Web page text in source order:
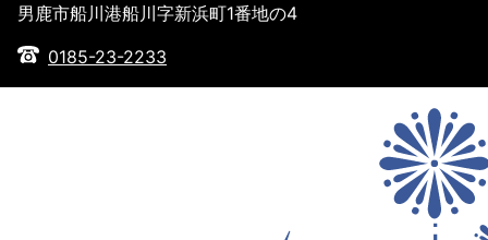
男鹿市船川港船川字新浜町1番地の4
0185-23-2233